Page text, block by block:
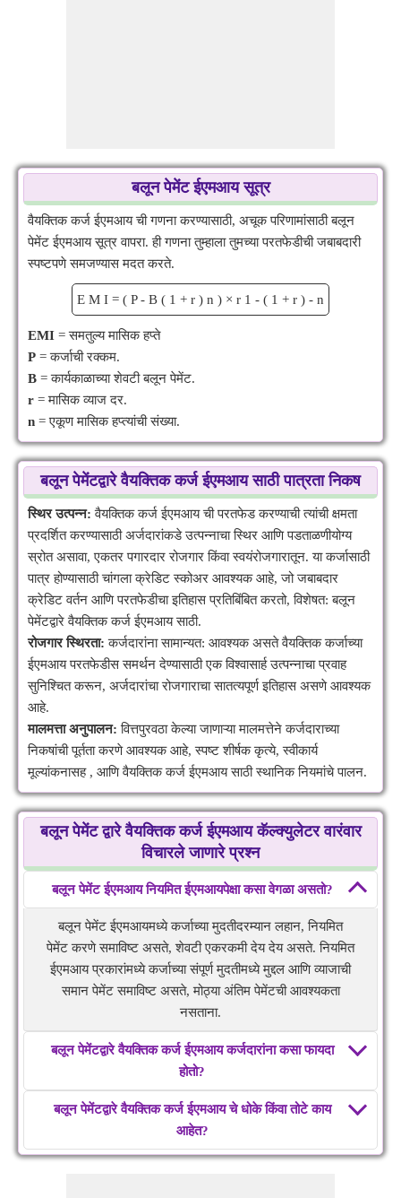
बलून पेमेंट ईएमआय सूत्र
वैयक्तिक कर्ज ईएमआय ची गणना करण्यासाठी, अचूक परिणामांसाठी बलून
पेमेंट ईएमआय सूत्र वापरा. ही गणना तुम्हाला तुमच्या परतफेडीची जबाबदारी
स्पष्टपणे समजण्यास मदत करते.
E M I = ( P - B ( 1 + r ) n ) × r 1 - ( 1 + r ) - n
EMI = समतुल्य मासिक हप्ते
P = कर्जाची रक्कम.
B = कार्यकाळाच्या शेवटी बलून पेमेंट.
r = मासिक व्याज दर.
n = एकूण मासिक हप्त्यांची संख्या.
बलून पेमेंटद्वारे वैयक्तिक कर्ज ईएमआय साठी पात्रता निकष
स्थिर उत्पन्न: वैयक्तिक कर्ज ईएमआय ची परतफेड करण्याची त्यांची क्षमता
प्रदर्शित करण्यासाठी अर्जदारांकडे उत्पन्नाचा स्थिर आणि पडताळणीयोग्य
स्रोत असावा, एकतर पगारदार रोजगार किंवा स्वयंरोजगारातून. या कर्जासाठी
पात्र होण्यासाठी चांगला क्रेडिट स्कोअर आवश्यक आहे, जो जबाबदार
क्रेडिट वर्तन आणि परतफेडीचा इतिहास प्रतिबिंबित करतो, विशेषत: बलून
पेमेंटद्वारे वैयक्तिक कर्ज ईएमआय साठी.
रोजगार स्थिरता: कर्जदारांना सामान्यत: आवश्यक असते वैयक्तिक कर्जाच्या
ईएमआय परतफेडीस समर्थन देण्यासाठी एक विश्वासार्ह उत्पन्नाचा प्रवाह
सुनिश्चित करून, अर्जदारांचा रोजगाराचा सातत्यपूर्ण इतिहास असणे आवश्यक
आहे.
मालमत्ता अनुपालन: वित्तपुरवठा केल्या जाणाऱ्या मालमत्तेने कर्जदाराच्या
निकषांची पूर्तता करणे आवश्यक आहे, स्पष्ट शीर्षक कृत्ये, स्वीकार्य
मूल्यांकनासह , आणि वैयक्तिक कर्ज ईएमआय साठी स्थानिक नियमांचे पालन.
बलून पेमेंट द्वारे वैयक्तिक कर्ज ईएमआय कॅल्क्युलेटर वारंवार
विचारले जाणारे प्रश्न
बलून पेमेंट ईएमआय नियमित ईएमआयपेक्षा कसा वेगळा असतो?
बलून पेमेंट ईएमआयमध्ये कर्जाच्या मुदतीदरम्यान लहान, नियमित
पेमेंट करणे समाविष्ट असते, शेवटी एकरकमी देय देय असते. नियमित
ईएमआय प्रकारांमध्ये कर्जाच्या संपूर्ण मुदतीमध्ये मुद्दल आणि व्याजाची
समान पेमेंट समाविष्ट असते, मोठ्या अंतिम पेमेंटची आवश्यकता
नसताना.
बलून पेमेंटद्वारे वैयक्तिक कर्ज ईएमआय कर्जदारांना कसा फायदा
होतो?
बलून पेमेंटद्वारे वैयक्तिक कर्ज ईएमआय चे धोके किंवा तोटे काय
आहेत?